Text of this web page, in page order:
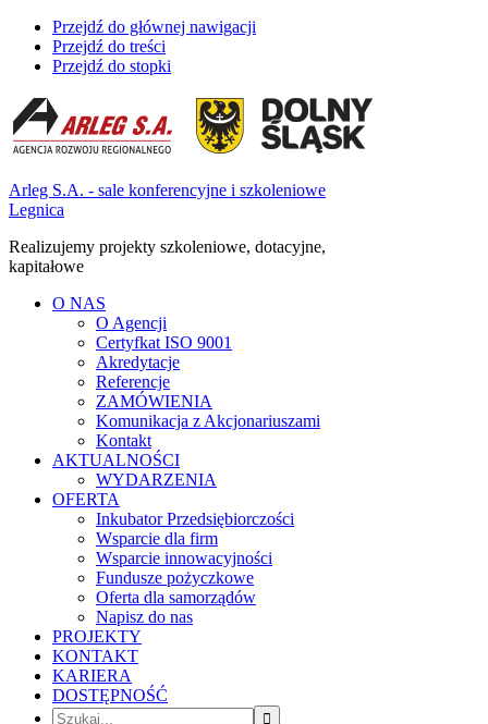
Przejdź do głównej nawigacji
Przejdź do treści
Przejdź do stopki
Arleg S.A. - sale konferencyjne i szkoleniowe
Legnica
Realizujemy projekty szkoleniowe, dotacyjne,
kapitałowe
O NAS
O Agencji
Certyfkat ISO 9001
Akredytacje
Referencje
ZAMÓWIENIA
Komunikacja z Akcjonariuszami
Kontakt
AKTUALNOŚCI
WYDARZENIA
OFERTA
Inkubator Przedsiębiorczości
Wsparcie dla firm
Wsparcie innowacyjności
Fundusze pożyczkowe
Oferta dla samorządów
Napisz do nas
PROJEKTY
KONTAKT
KARIERA
DOSTĘPNOŚĆ
Szukaj...